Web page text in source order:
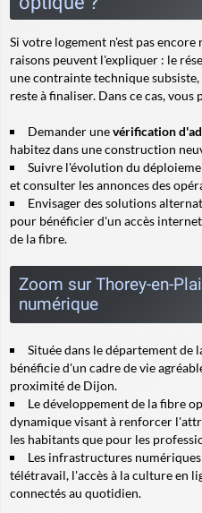
Si votre logement n'est pas
raisons peuvent l'expliquer : le
une contrainte technique
reste à finaliser. Dans ce cas, vous
Demander unevérification
habitez dans une construction
Suivre l'évolution du
et consulter les annonces des
Envisager des solutions
pour bénéficier d'un accès
de la fibre.
Zoom sur Thorey-en-
numérique
Située dans le département de
bénéficie d'un cadre de vie
proximité de Dijon.
Le développement de la fibre
dynamique visant à renforcer
les habitants que pour les
Les infrastructures
télétravail, l'accès à la culture en
connectés au quotidien.